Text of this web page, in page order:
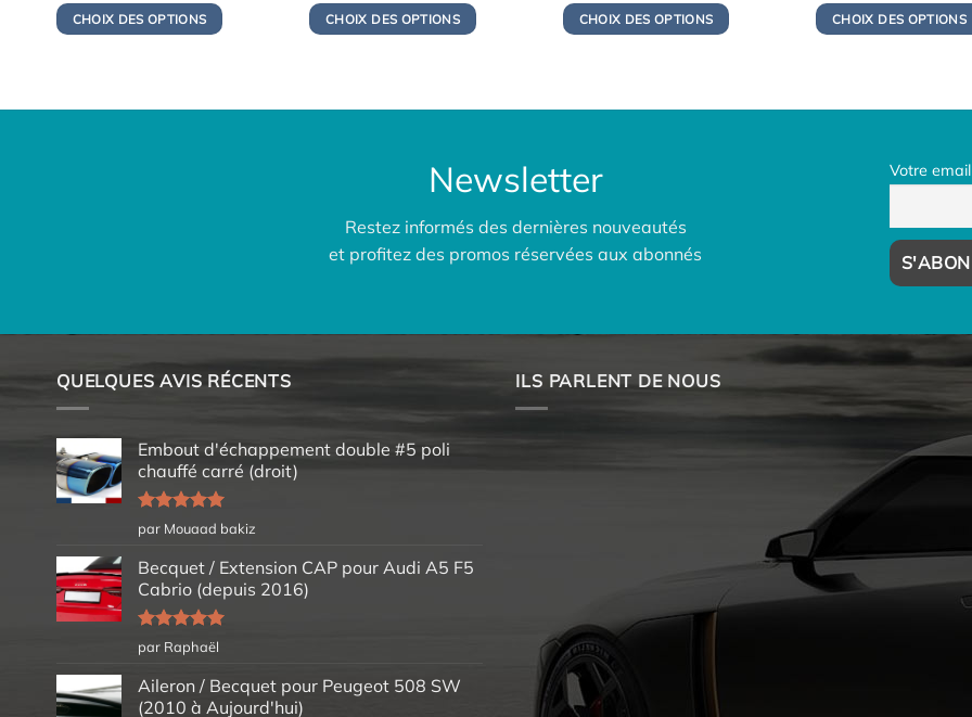
initial
était :
actuel
est :
CHOIX DES OPTIONS initial
était :
actuel
est :
CHOIX DES OPTIONS initial
était :
actuel
est :
CHOIX DES OPTIONS initial
était : est
CHOIX DES OPTIONS
Newsletter
Restez informés des dernières nouveautés
et profitez des promos réservées aux abonnés
Votre email
QUELQUES AVIS RÉCENTS
Embout d'échappement double #5 poli
chauffé carré (droit)
Note5sur
5
par Mouaad bakiz
Becquet / Extension CAP pour Audi A5 F5
Cabrio (depuis 2016)
Note5sur
5
par Raphaël
Aileron / Becquet pour Peugeot 508 SW
(2010 à Aujourd'hui)
ILS PARLENT DE NOUS